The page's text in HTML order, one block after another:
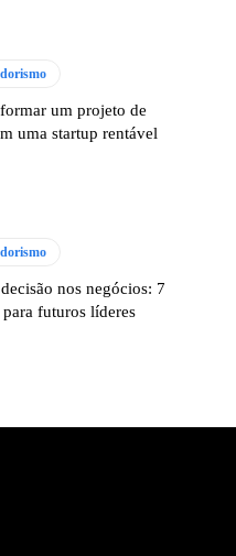
um projeto de
uma startup rentável
nos negócios: 7
futuros líderes